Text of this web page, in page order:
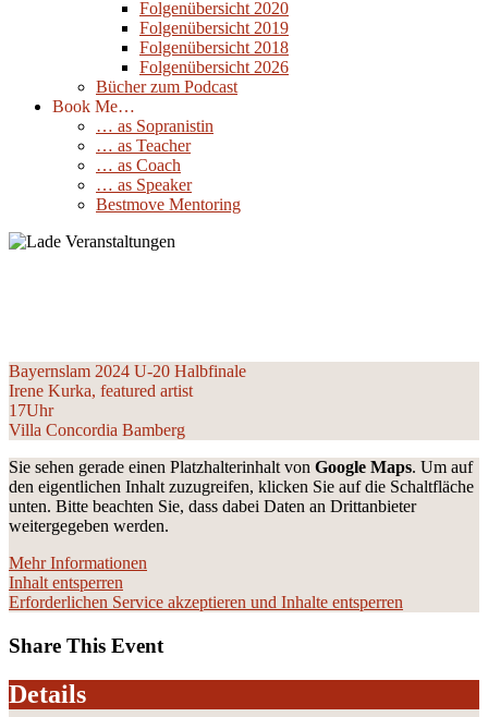
Folgenübersicht 2020
Folgenübersicht 2019
Folgenübersicht 2018
Folgenübersicht 2026
Bücher zum Podcast
Book Me…
… as Sopranistin
… as Teacher
… as Coach
… as Speaker
Bestmove Mentoring
Bayernslam 2024 U-20 Halbfinale
Irene Kurka, featured artist
17Uhr
Villa Concordia Bamberg
Sie sehen gerade einen Platzhalterinhalt von Google Maps. Um auf
den eigentlichen Inhalt zuzugreifen, klicken Sie auf die Schaltfläche
unten. Bitte beachten Sie, dass dabei Daten an Drittanbieter
weitergegeben werden.
Mehr Informationen
Inhalt entsperren
Erforderlichen Service akzeptieren und Inhalte entsperren
Share This Event
Details